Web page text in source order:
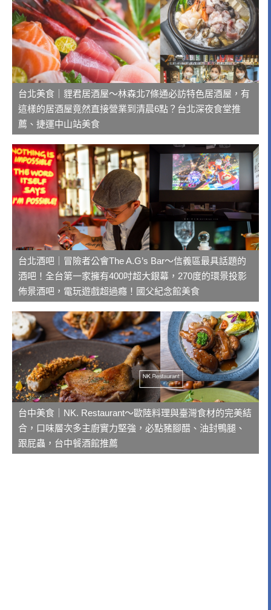
台北美食｜貍君居酒屋～林森北7條通必訪特色居酒屋，有
這樣的居酒屋竟然直接營業到清晨6點？台北深夜食堂推
薦、捷運中山站美食
台北酒吧｜冒險者公會The A.G’s Bar～信義區最具話題的
酒吧！全台第一家擁有400吋超大銀幕，270度的環景投影
佈景酒吧，電玩遊戲超過癮！國父紀念館美食
台中美食｜NK. Restaurant～歐陸料理與臺灣食材的完美結
合，口味層次多主廚實力堅強，必點豬腳醋、油封鴨腿、
跟屁蟲，台中餐酒館推薦